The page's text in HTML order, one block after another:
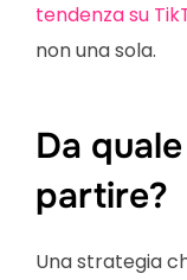
tendenza su
non una sola.
Da
partire?
Una strategia